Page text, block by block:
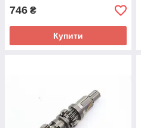
746 ₴
Купити